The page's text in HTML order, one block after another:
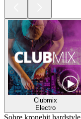
Clubmix
Electro
Sobre kronehit hardstyle